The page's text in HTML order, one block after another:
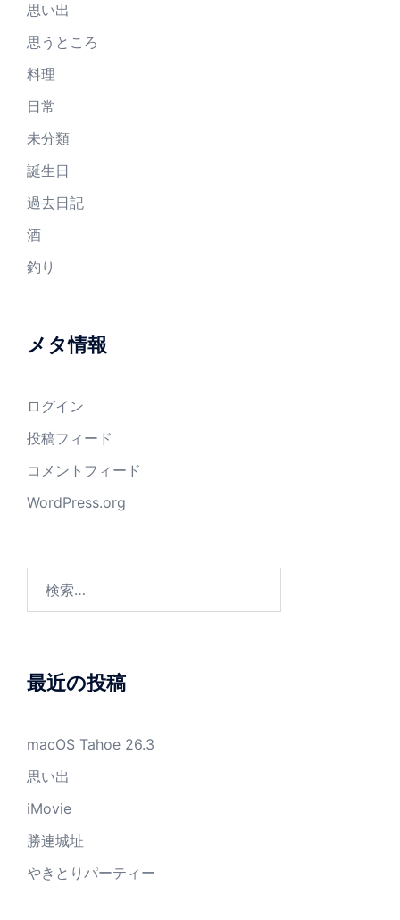
思い出
思うところ
料理
日常
未分類
誕生日
過去日記
酒
釣り
メタ情報
ログイン
投稿フィード
コメントフィード
WordPress.org
最近の投稿
macOS Tahoe 26.3
思い出
iMovie
勝連城址
やきとりパーティー